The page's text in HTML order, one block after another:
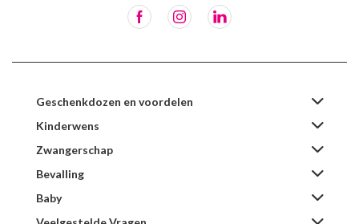
Geschenkdozen en voordelen
Kinderwens
Zwangerschap
Bevalling
Baby